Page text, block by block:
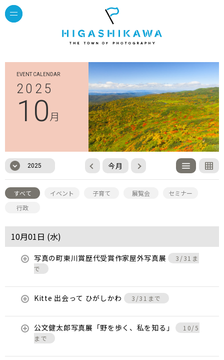
EVENT CALENDAR
2025
10月
2025 今月
すべて イベント 子育て 展覧会
セミナー
行政
10月01日 (水)
写真の町東川賞歴代受賞作家屋外写真展
3/31ま
で
Kitte 出会って ひがしかわ 3/31まで
公文健太郎写真展「野を歩く、私を知る」
10/5
まで